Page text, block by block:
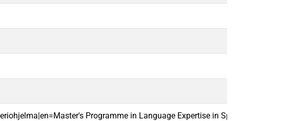
Programme in Language Expertise in Specialized